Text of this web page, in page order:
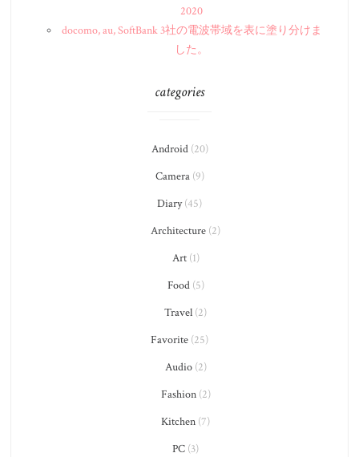
2020
docomo, au, SoftBank 3社の電波帯域を表に塗り分けま
した。
categories
Android(20)
Camera(9)
Diary(45)
Architecture (2)
Art(1)
Food(5)
Travel (2)
Favorite (25)
Audio(2)
Fashion(2)
Kitchen (7)
PC (3)